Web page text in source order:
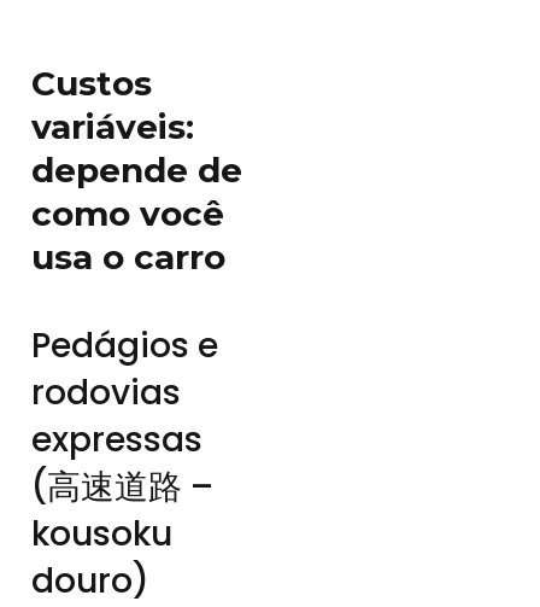
Custos
variáveis:
depende de
como você
usa o carro
Pedágios e
rodovias
expressas
(高速道路 –
kousoku
douro)